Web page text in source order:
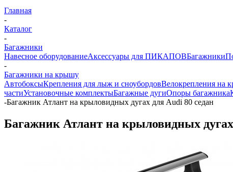
Главная
-
Каталог
-
Багажники
Навесное оборудованиеАксессуары для ПИКАПОВБагажники
-
Багажники на крышу
АвтобоксыКрепления для лыж и сноубордовВелокрепления на
частиУстановочные комплектыБагажные дугиОпоры багажника
-Багажник Атлант на крыловидных дугах для Audi 80 седан
Багажник Атлант на крыловидных